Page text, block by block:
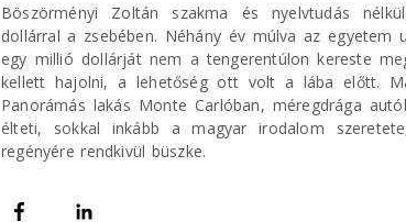
Böszörményi Zoltán szakma és nyelvtudás
dollárral a zsebében. Néhány év múlva az
egy millió dollárját nem a tengerentúlon kereste
kellett hajolni, a lehetőség ott volt a lába előtt.
Panorámás lakás Monte Carlóban, méregdrága
élteti, sokkal inkább a magyar irodalom
regényére rendkivül büszke.